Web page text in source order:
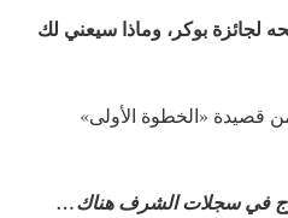
لجائزة بوكر، وماذا سيعني لك
قصيدة «الخطوة الأولى»
في سجلات الشرف هناك…